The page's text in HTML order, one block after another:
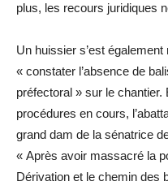
plus, les recours ­juridiques
Un huissier s’est
« constater l’absence de
préfectoral » sur le chantier.
procédures en cours,
grand dam de la sénatrice
« Après avoir massacré la
Dérivation et le chemin des